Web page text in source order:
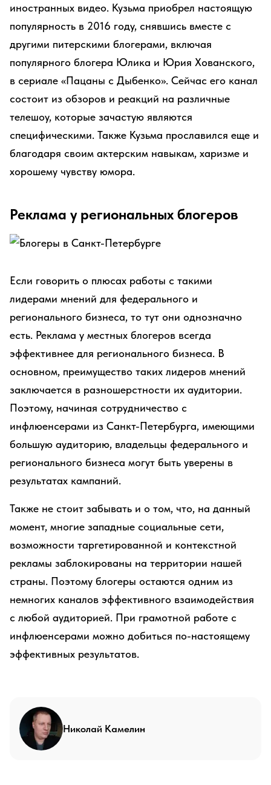
иностранных видео. Кузьма приобрел настоящую
популярность в 2016 году, снявшись вместе с
другими питерскими блогерами, включая
популярного блогера Юлика и Юрия Хованского,
в сериале «Пацаны с Дыбенко». Сейчас его канал
состоит из обзоров и реакций на различные
телешоу, которые зачастую являются
специфическими. Также Кузьма прославился еще и
благодаря своим актерским навыкам, харизме и
хорошему чувству юмора.
Реклама у региональных блогеров
Если говорить о плюсах работы с такими
лидерами мнений для федерального и
регионального бизнеса, то тут они однозначно
есть. Реклама у местных блогеров всегда
эффективнее для регионального бизнеса. В
основном, преимущество таких лидеров мнений
заключается в разношерстности их аудитории.
Поэтому, начиная сотрудничество с
инфлюенсерами из Санкт-Петербурга, имеющими
большую аудиторию, владельцы федерального и
регионального бизнеса могут быть уверены в
результатах кампаний.
Также не стоит забывать и о том, что, на данный
момент, многие западные социальные сети,
возможности таргетированной и контекстной
рекламы заблокированы на территории нашей
страны. Поэтому блогеры остаются одним из
немногих каналов эффективного взаимодействия
с любой аудиторией. При грамотной работе с
инфлюенсерами можно добиться по-настоящему
эффективных результатов.
Николай Камелин